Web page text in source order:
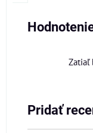
Zatiaľ
Pridať